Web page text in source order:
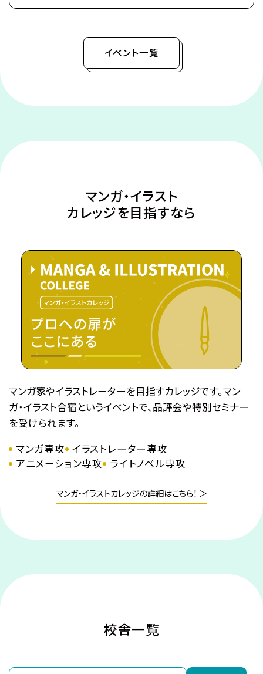
して育てられた。
父からなるべく優良物件の婿を探せと命じられたも
済み。
を宣言されてしまう――！
婚約もしていないのに婚約破棄されたマリーアの婚
●注意事項
※各体験授業には定員に限りがございます。
※定員数は校舎毎に異なります。
そのため、ご予約状況により、
抽選等の対応をさせていただく場合がございます。
※当日ご参加いただける方には校舎の職員より
予約確定のご連絡をいたします。
それまでは予約完了しておりませんので
予めご了承ください。
イベント一覧
マンガ・イラスト
カレッジを目指すなら
マンガ家やイラストレーターを目指すカレッジです。マン
ガ・イラスト合宿というイベントで、品評会や特別セミナー
を受けられます。
マンガ専攻 イラストレーター専攻
アニメーション専攻 ライトノベル専攻
マンガ・イラストカレッジの詳細はこちら！ ＞
校舎一覧